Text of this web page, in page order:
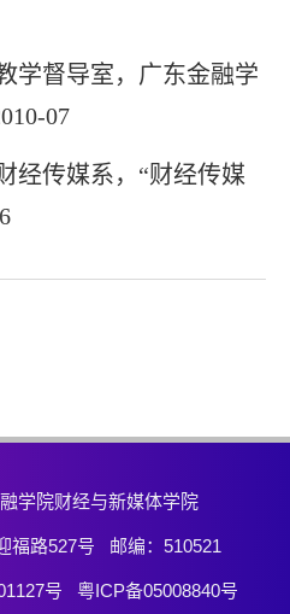
学督导室，广东金融学
07
经传媒系，“财经传媒
学院财经与新媒体学院
福路527号 邮编：510521
号 粤ICP备05008840号